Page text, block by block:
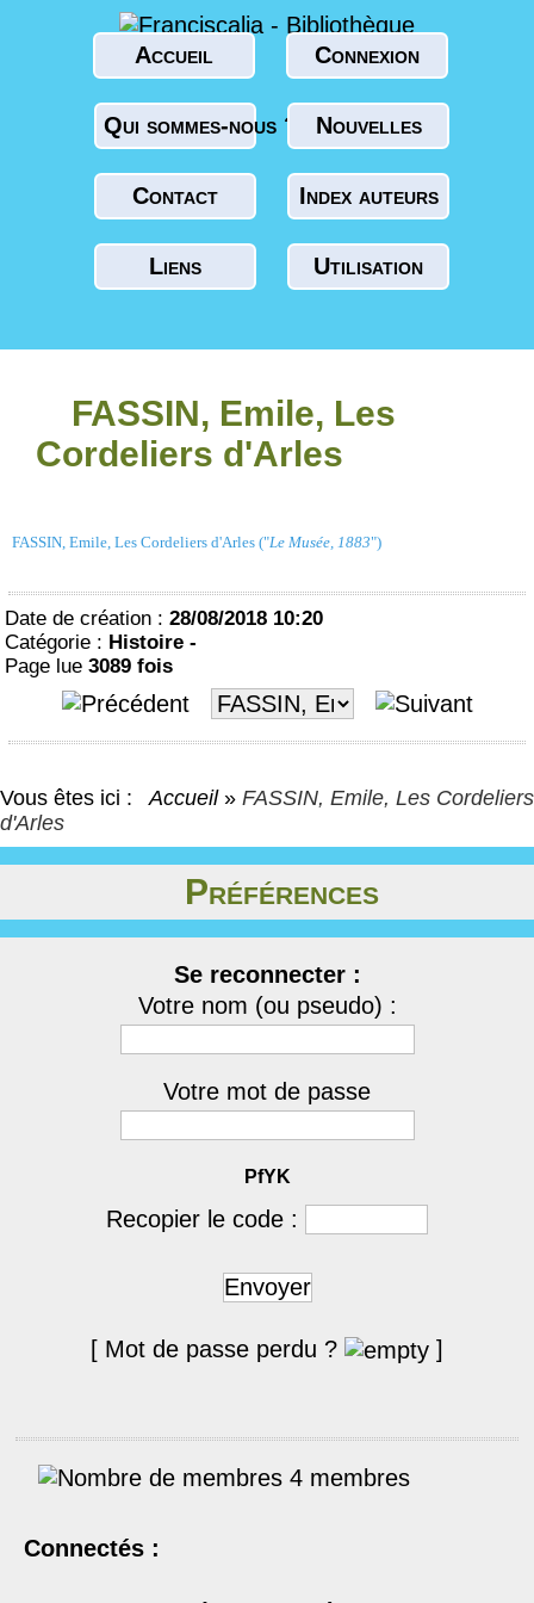
Accueil Connexion
Qui sommes-nous ? Nouvelles
Contact Index auteurs
Liens Utilisation
FASSIN, Emile, Les
Cordeliers d'Arles
FASSIN, Emile, Les Cordeliers d'Arles ("Le Musée, 1883")
Date de création : 28/08/2018 10:20
Catégorie : Histoire -
Page lue 3089 fois
Vous êtes ici : Accueil » FASSIN, Emile, Les Cordeliers
d'Arles
Préférences
Se reconnecter :
Votre nom (ou pseudo) :
Votre mot de passe
PfYK
Recopier le code :
Envoyer
[ Mot de passe perdu ? ]
4 membres
Connectés :